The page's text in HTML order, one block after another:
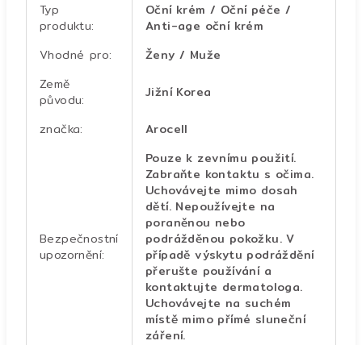
Typ
produktu:
Oční krém / Oční péče /
Anti-age oční krém
Vhodné pro:
Ženy / Muže
Země
původu: Jižní Korea
značka: Arocell
Bezpečnostní
upozornění:
Pouze k zevnímu použití.
Zabraňte kontaktu s očima.
Uchovávejte mimo dosah
dětí. Nepoužívejte na
poraněnou nebo
podrážděnou pokožku. V
případě výskytu podráždění
přerušte používání a
kontaktujte dermatologa.
Uchovávejte na suchém
místě mimo přímé sluneční
záření.